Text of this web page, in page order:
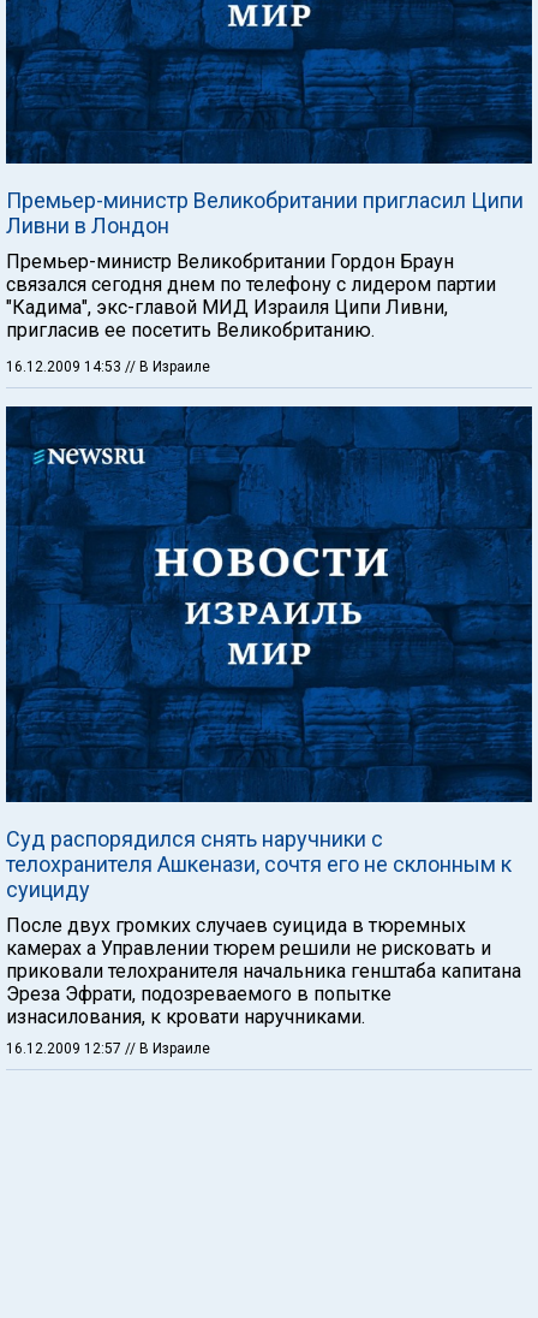
Премьер-министр Великобритании пригласил Ципи
Ливни в Лондон
Премьер-министр Великобритании Гордон Браун
связался сегодня днем по телефону с лидером партии
"Кадима", экс-главой МИД Израиля Ципи Ливни,
пригласив ее посетить Великобританию.
16.12.2009 14:53 // В Израиле
Суд распорядился снять наручники с
телохранителя Ашкенази, сочтя его не склонным к
суициду
После двух громких случаев суицида в тюремных
камерах а Управлении тюрем решили не рисковать и
приковали телохранителя начальника генштаба капитана
Эреза Эфрати, подозреваемого в попытке
изнасилования, к кровати наручниками.
16.12.2009 12:57 // В Израиле